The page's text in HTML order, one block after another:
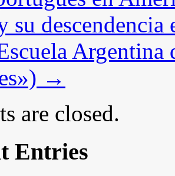
su
Argentina
→
are closed.
Entries